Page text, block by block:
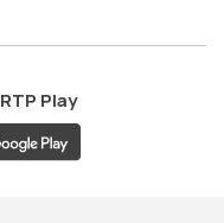
RTP Play